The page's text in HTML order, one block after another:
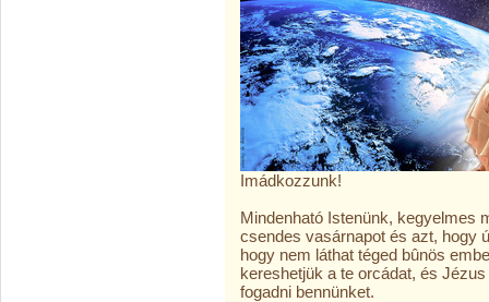
Imádkozzunk!
Mindenható Istenünk, kegyelmes
csendes vasárnapot és azt, hogy
hogy nem láthat téged bûnös
kereshetjük a te orcádat, és
fogadni bennünket.